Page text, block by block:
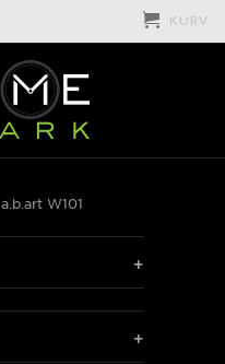
KURV
a.b.art W101
+
+